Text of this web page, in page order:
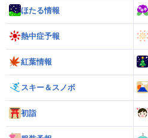
ほたる情報
熱中症予報
紅葉情報
スキー＆スノボ
初詣